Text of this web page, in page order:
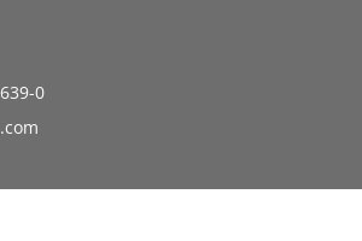
0